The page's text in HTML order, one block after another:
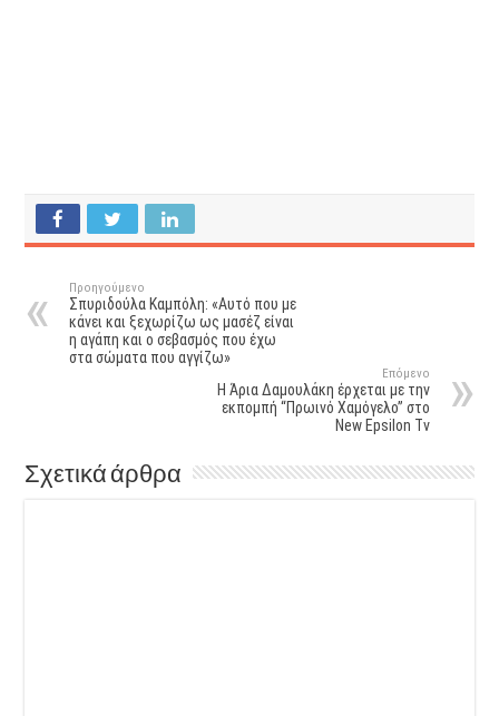
Προηγούμενο
Σπυριδούλα Καμπόλη: «Αυτό που με
κάνει και ξεχωρίζω ως μασέζ είναι
η αγάπη και ο σεβασμός που έχω
στα σώματα που αγγίζω»
Επόμενο
Η Άρια Δαμουλάκη έρχεται με την
εκπομπή “Πρωινό Χαμόγελο” στο
New Epsilon Tv
Σχετικά άρθρα